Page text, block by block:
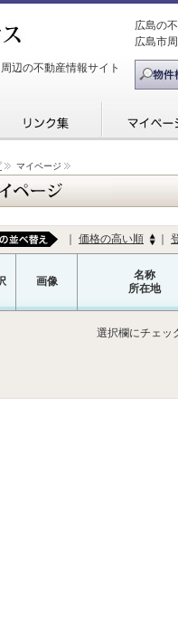
辺の不動産情報サイト
広島の
広島市
マイページ
価格の高い順
画像
名称
所在地
選択欄にチェッ